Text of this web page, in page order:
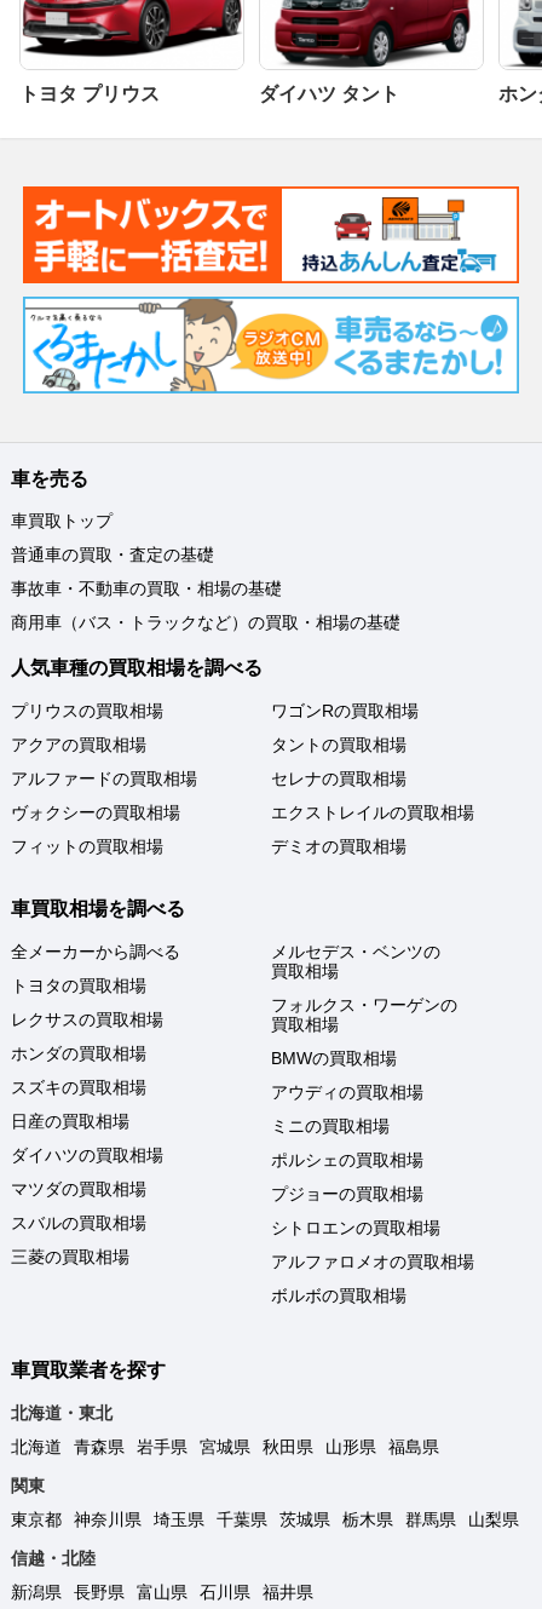
トヨタ プリウス ダイハツ タント ホン
車を売る
車買取トップ
普通車の買取・査定の基礎
事故車・不動車の買取・相場の基礎
商用車（バス・トラックなど）の買取・相場の基礎
人気車種の買取相場を調べる
プリウスの買取相場
アクアの買取相場
アルファードの買取相場
ヴォクシーの買取相場
フィットの買取相場
ワゴンRの買取相場
タントの買取相場
セレナの買取相場
エクストレイルの買取相場
デミオの買取相場
車買取相場を調べる
全メーカーから調べる
トヨタの買取相場
レクサスの買取相場
ホンダの買取相場
スズキの買取相場
日産の買取相場
ダイハツの買取相場
マツダの買取相場
スバルの買取相場
三菱の買取相場
メルセデス・ベンツの
買取相場
フォルクス・ワーゲンの
買取相場
BMWの買取相場
アウディの買取相場
ミニの買取相場
ポルシェの買取相場
プジョーの買取相場
シトロエンの買取相場
アルファロメオの買取相場
ボルボの買取相場
車買取業者を探す
北海道・東北
北海道
青森県 岩手県 宮城県 秋田県 山形県
福島県
関東
東京都
神奈川県 埼玉県 千葉県 茨城県 栃木県 群馬県
山梨県
信越・北陸
新潟県
長野県 富山県 石川県
福井県